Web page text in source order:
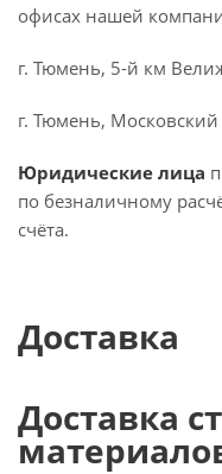
офисах нашей
г. Тюмень, 5-й км
г. Тюмень, Московский
Юридические лица
по безналичному
счёта.
Доставка
Доставка